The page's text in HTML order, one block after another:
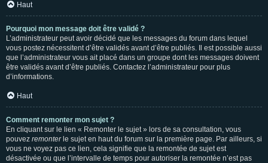
Haut
Pourquoi mon message doit être validé ?
L’administrateur peut avoir décidé que les messages du forum dans lequel
vous postez nécessitent d’être validés avant d’être publiés. Il est possible aussi
que l’administrateur vous ait placé dans un groupe dont les messages doivent
être validés avant d’être publiés. Contactez l’administrateur pour plus
d’informations.
Haut
Comment remonter mon sujet ?
En cliquant sur le lien « Remonter le sujet » lors de sa consultation, vous
pouvez remonterle sujet en haut du forum sur la première page. Par ailleurs, si
vous ne voyez pas ce lien, cela signifie que la remontée de sujet est
désactivée ou que l’intervalle de temps pour autoriser la remontée n’est pas